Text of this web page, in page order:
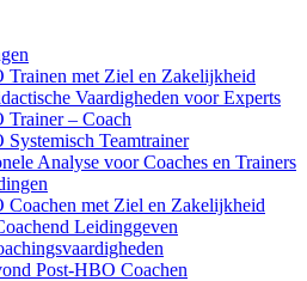
Trainen met Ziel en Zakelijkheid
Vaardigheden voor Experts
Trainer – Coach
Systemisch Teamtrainer
Analyse voor Coaches en Trainers
Coachen met Ziel en Zakelijkheid
Leidinggeven
Post-HBO Coachen